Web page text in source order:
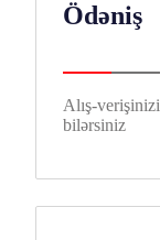
Ödəniş
Alış-
bilərsiniz